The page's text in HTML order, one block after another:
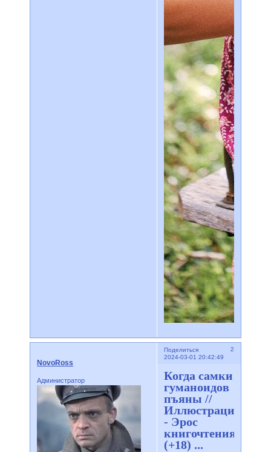
Поделиться
2
2024-03-01 20:42:49
NovoRoss
Администратор
Когда самки
гуманоидов
пъяны //
Иллюстрации
- Эрос
книгочтения
(+18) ...